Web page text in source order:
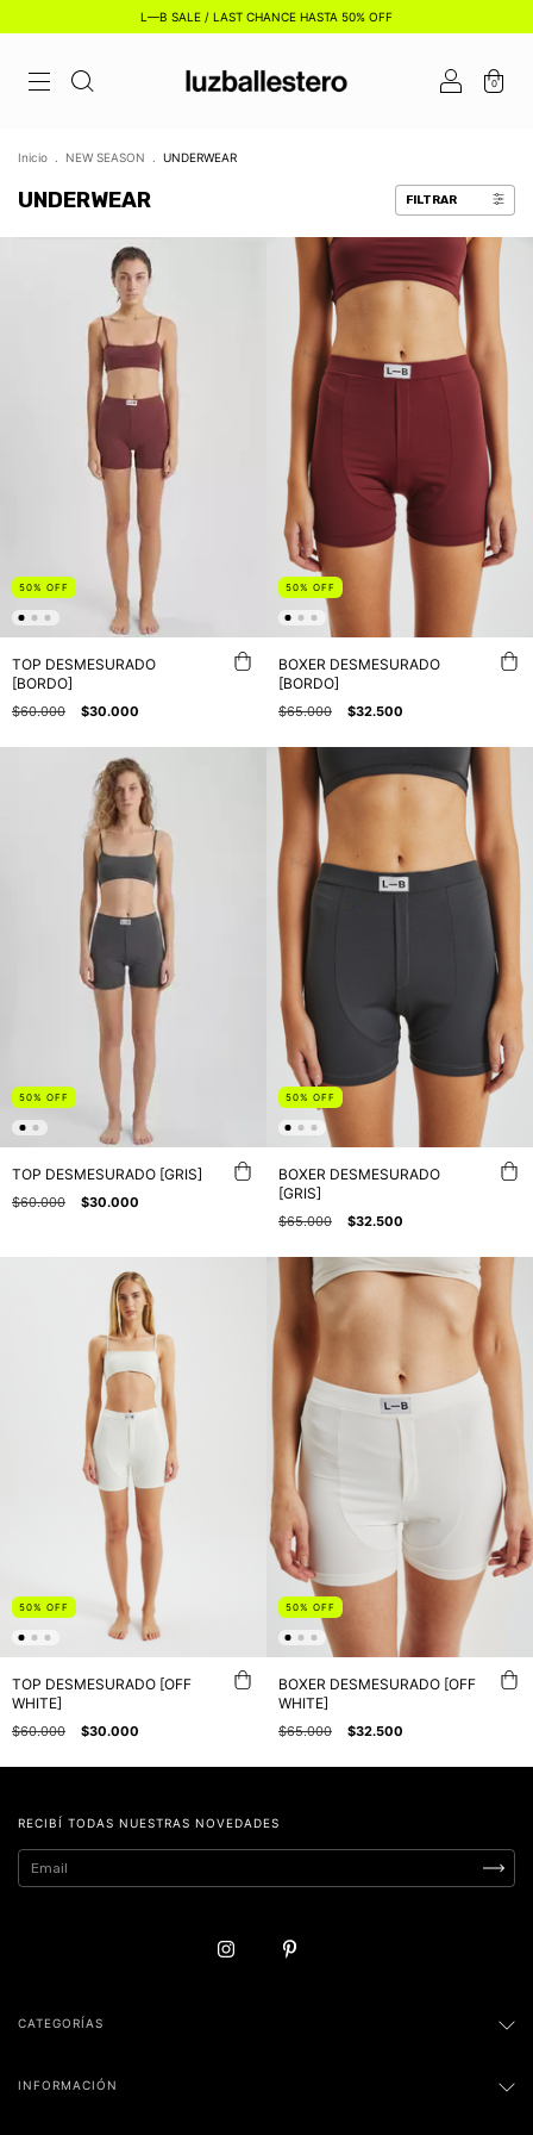
L—B SALE / LAST CHANCE HASTA 50% OFF
0
Inicio NEW SEASON UNDERWEAR
UNDERWEAR FILTRAR
50% OFF
TOP DESMESURADO
[BORDO]
$60.000 $30.000
50% OFF
BOXER DESMESURADO
[BORDO]
$65.000 $32.500
50% OFF
TOP DESMESURADO [GRIS]
$60.000 $30.000
50% OFF
BOXER DESMESURADO
[GRIS]
$65.000 $32.500
50% OFF
TOP DESMESURADO [OFF
WHITE]
$60.000 $30.000
50% OFF
BOXER DESMESURADO [OFF
WHITE]
$65.000 $32.500
RECIBÍ TODAS NUESTRAS NOVEDADES
CATEGORÍAS
INFORMACIÓN